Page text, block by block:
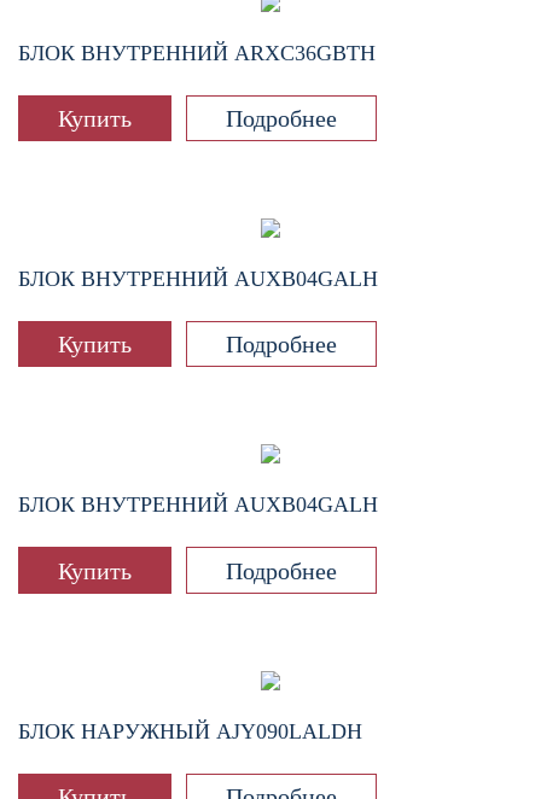
БЛОК ВНУТРЕННИЙ ARXC36GBTH
Купить Подробнее
БЛОК ВНУТРЕННИЙ AUXB04GALH
Купить Подробнее
БЛОК ВНУТРЕННИЙ AUXB04GALH
Купить Подробнее
БЛОК НАРУЖНЫЙ AJY090LALDH